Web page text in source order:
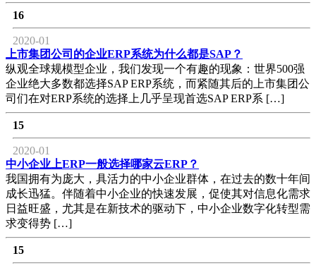
16
2020-01
上市集团公司的企业ERP系统为什么都是SAP？
纵观全球规模型企业，我们发现一个有趣的现象：世界500强
企业绝大多数都选择SAP ERP系统，而紧随其后的上市集团公
司们在对ERP系统的选择上几乎呈现首选SAP ERP系 […]
15
2020-01
中小企业上ERP一般选择哪家云ERP？
我国拥有为庞大，具活力的中小企业群体，在过去的数十年间
成长迅猛。伴随着中小企业的快速发展，促使其对信息化需求
日益旺盛，尤其是在新技术的驱动下，中小企业数字化转型需
求变得势 […]
15